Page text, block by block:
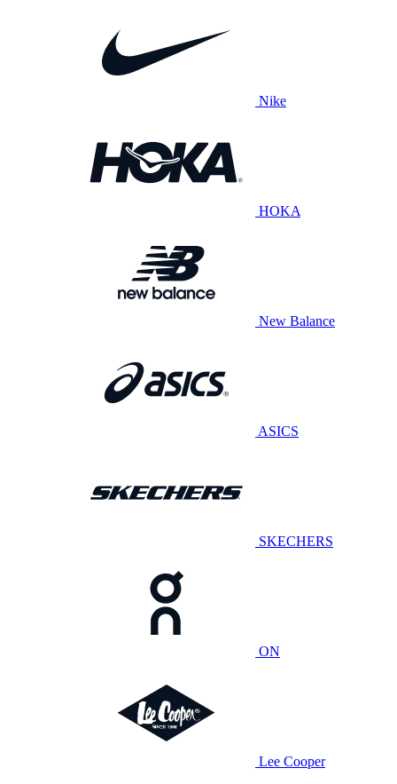
Nike
HOKA
New Balance
ASICS
SKECHERS
ON
Lee Cooper